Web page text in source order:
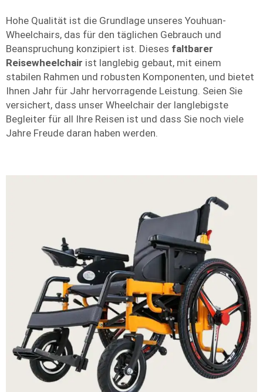
Hohe Qualität ist die Grundlage unseres Youhuan-
Wheelchairs, das für den täglichen Gebrauch und
Beanspruchung konzipiert ist. Dieses faltbarer
Reisewheelchair ist langlebig gebaut, mit einem
stabilen Rahmen und robusten Komponenten, und bietet
Ihnen Jahr für Jahr hervorragende Leistung. Seien Sie
versichert, dass unser Wheelchair der langlebigste
Begleiter für all Ihre Reisen ist und dass Sie noch viele
Jahre Freude daran haben werden.